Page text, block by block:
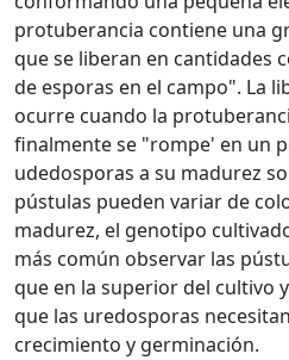
protuberancia contiene una
que se liberan en cantidades
de esporas en el campo". La
ocurre cuando la
finalmente se "rompe' en un
udedosporas a su madurez
pústulas pueden variar de
madurez, el genotipo
más común observar las
que en la superior del cultivo
que las uredosporas
crecimiento y germinación.